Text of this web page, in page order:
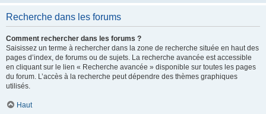
Recherche dans les forums
Comment rechercher dans les forums ?
Saisissez un terme à rechercher dans la zone de recherche située en haut des
pages d’index, de forums ou de sujets. La recherche avancée est accessible
en cliquant sur le lien « Recherche avancée » disponible sur toutes les pages
du forum. L’accès à la recherche peut dépendre des thèmes graphiques
utilisés.
Haut